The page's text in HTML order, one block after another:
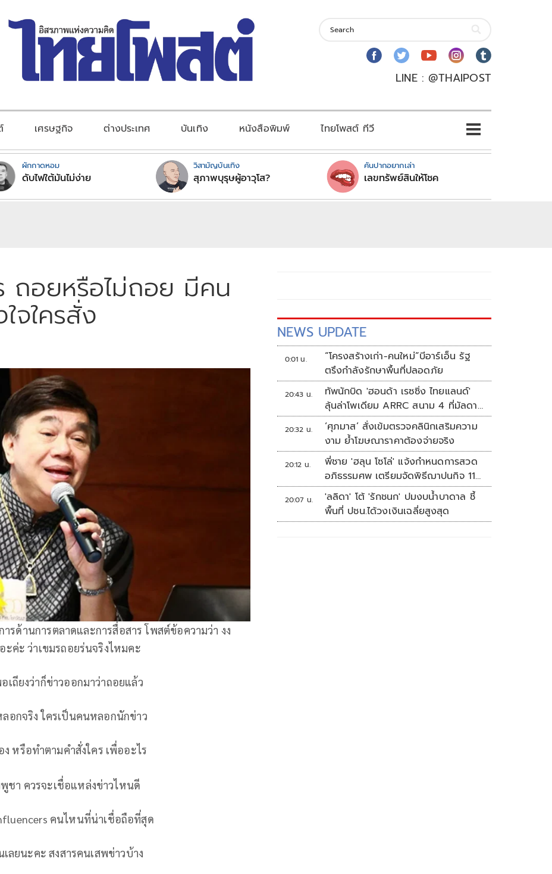
LINE : @THAIPOST
เศรษฐกิจ ต่างประเทศ บันเทิง หนังสือพิมพ์ ไทยโพสต์ ทีวี
ผักกาดหอม
ดับไฟใต้มันไม่ง่าย
วิสามัญบันเทิง
สุภาพบุรุษผู้อาวุโส?
คันปากอยากเล่า
เลขทรัพย์สินให้โชค
ถอยหรือไม่ถอย มีคน
จใครสั่ง
รด้านการตลาดและการสื่อสาร โพสต์ข้อความว่า งง
ค่ะ ว่าเขมรถอยร่นจริงไหมคะ
ถียงว่าก็ข่าวออกมาว่าถอยแล้ว
อกจริง ใครเป็นคนหลอกนักข่าว
หรือทำตามคำสั่งใคร เพื่ออะไร
า ควรจะเชื่อแหล่งข่าวไหนดี
คนไหนที่น่าเชื่อถือที่สุด
ลยนะคะ สงสารคนเสพข่าวบ้าง
NEWS UPDATE
0:01 น.
“โครงสร้างเก่า-คนใหม่”บีอาร์เอ็น รัฐ
ตรึงกำลังรักษาพื้นที่ปลอดภัย
20:43 น.
ทัพนักบิด 'ฮอนด้า เรซซิ่ง ไทยแลนด์'
ลุ้นล่าโพเดียม ARRC สนาม 4 ที่มัลดาลิ
กา
20:32 น.
‘ศุภมาส’ สั่งเข้มตรวจคลินิกเสริมความ
งาม ย้ำโฆษณาราคาต้องจ่ายจริง
20:12 น.
พี่ชาย 'ฮลุน โซโล่' แจ้งกำหนดการสวด
อภิธรรมศพ เตรียมจัดพิธีฌาปนกิจ 11
ส.ค.
20:07 น.
'ลลิดา' โต้ 'รักชนก' ปมงบน้ำบาดาล ชี้
พื้นที่ ปชน.ได้วงเงินเฉลี่ยสูงสุด